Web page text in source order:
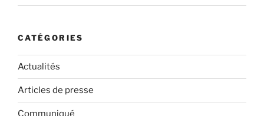
CATÉGORIES
Actualités
Articles de presse
Communiqué